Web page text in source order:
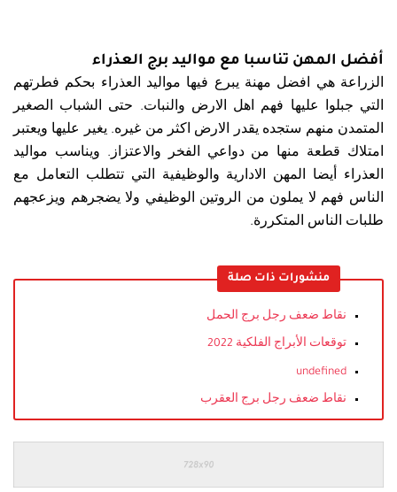
أفضل المهن تناسبا مع مواليد برج العذراء
الزراعة هي افضل مهنة يبرع فيها مواليد العذراء بحكم فطرتهم
التي جبلوا عليها فهم اهل الارض والنبات. حتى الشباب الصغير
المتمدن منهم ستجده يقدر الارض اكثر من غيره. يغير عليها ويعتبر
امتلاك قطعة منها من دواعي الفخر والاعتزاز. ويناسب مواليد
العذراء أيضا المهن الادارية والوظيفية التي تتطلب التعامل مع
الناس فهم لا يملون من الروتين الوظيفي ولا يضجرهم ويزعجهم
طلبات الناس المتكررة.
منشورات ذات صلة
نقاط ضعف رجل برج الحمل
توقعات الأبراج الفلكية 2022
undefined
نقاط ضعف رجل برج العقرب